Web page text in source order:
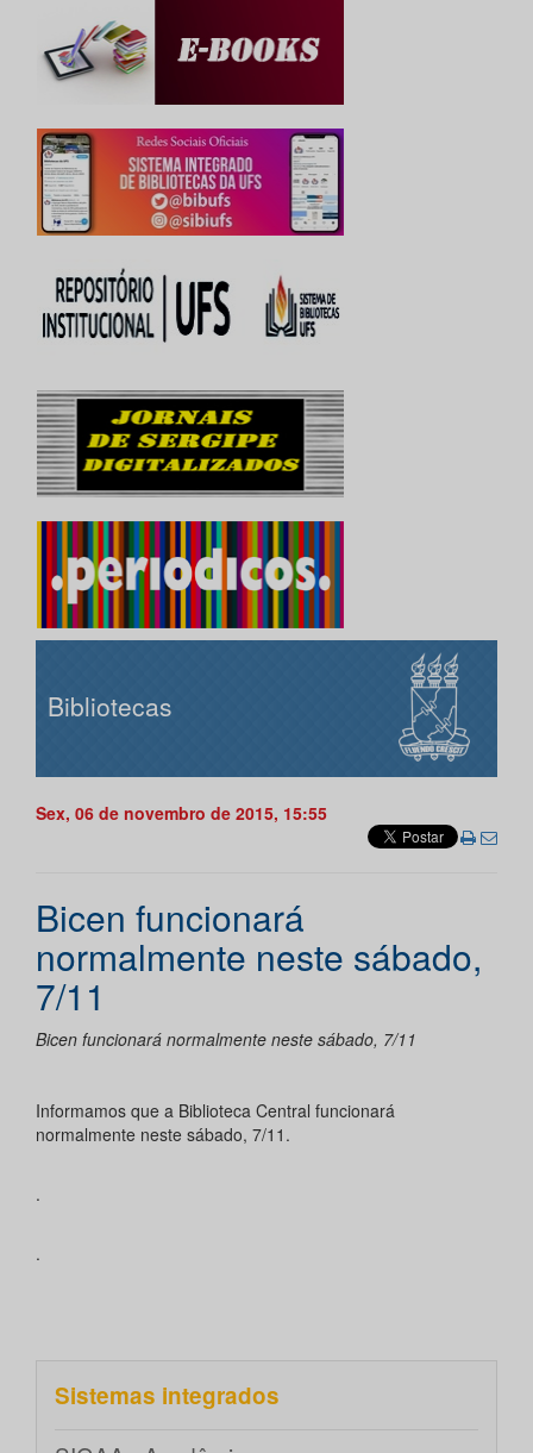
Bibliotecas
Sex, 06 de novembro de 2015, 15:55
Bicen funcionará
normalmente neste sábado,
7/11
Bicen funcionará normalmente neste sábado, 7/11
Informamos que a Biblioteca Central funcionará
normalmente neste sábado, 7/11.
.
.
Sistemas integrados